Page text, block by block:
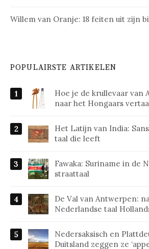
Willem van Oranje: 18 feiten uit zijn
POPULAIRSTE ARTIKELEN
Hoe je de krullevaar van
naar het Hongaars
Het Latijn van India:
taal die leeft
Fawaka: Suriname in de
straattaal
De Val van Antwerpen:
Nederlandse taal
Nedersaksisch en
Duitsland zeggen ze